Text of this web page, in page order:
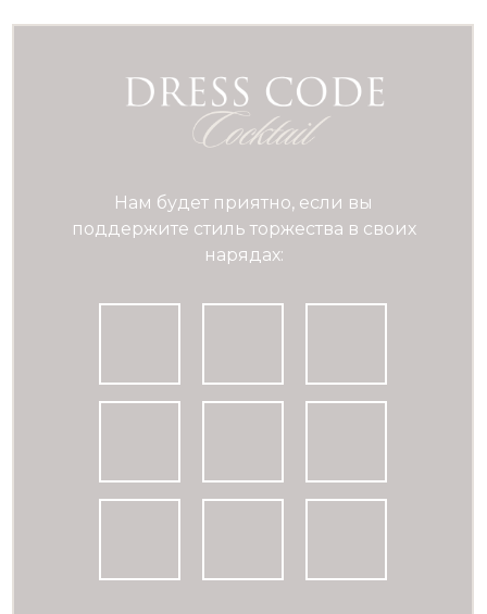
Нам будет приятно, если вы
поддержите стиль торжества в своих
нарядах: